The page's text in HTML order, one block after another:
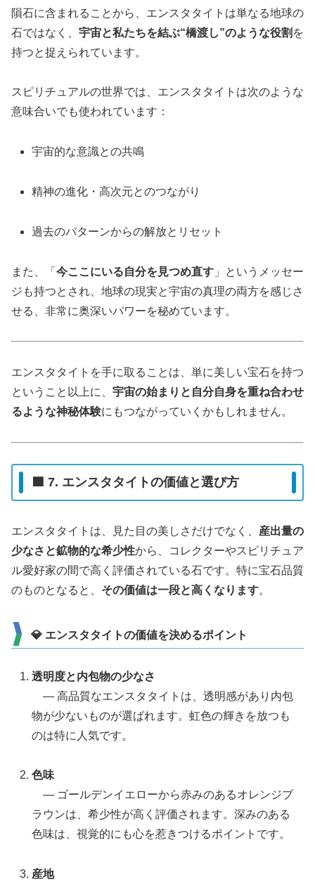
隕石に含まれることから、エンスタタイトは単なる地球の
石ではなく、 宇宙と私たちを結ぶ“橋渡し”のような役割 を
持つと捉えられています。
スピリチュアルの世界では、エンスタタイトは次のような
意味合いでも使われています：
宇宙的な意識との共鳴
精神の進化・高次元とのつながり
過去のパターンからの解放とリセット
また、「 今ここにいる自分を見つめ直す 」というメッセー
ジも持つとされ、地球の現実と宇宙の真理の両方を感じさ
せる、非常に奥深いパワーを秘めています。
エンスタタイトを手に取ることは、単に美しい宝石を持つ
ということ以上に、 宇宙の始まりと自分自身を重ね合わせ
るような神秘体験にもつながっていくかもしれません。
🟦 7. エンスタタイトの価値と選び方
エンスタタイトは、見た目の美しさだけでなく、 産出量の
少なさと鉱物的な希少性から、コレクターやスピリチュア
ル愛好家の間で高く評価されている石です。特に宝石品質
のものとなると、 その価値は一段と高くなります。
💎 エンスタタイトの価値を決めるポイント
透明度と内包物の少なさ
― 高品質なエンスタタイトは、透明感があり内包
物が少ないものが選ばれます。虹色の輝きを放つも
のは特に人気です。
色味
― ゴールデンイエローから赤みのあるオレンジブ
ラウンは、希少性が高く評価されます。深みのある
色味は、視覚的にも心を惹きつけるポイントです。
産地